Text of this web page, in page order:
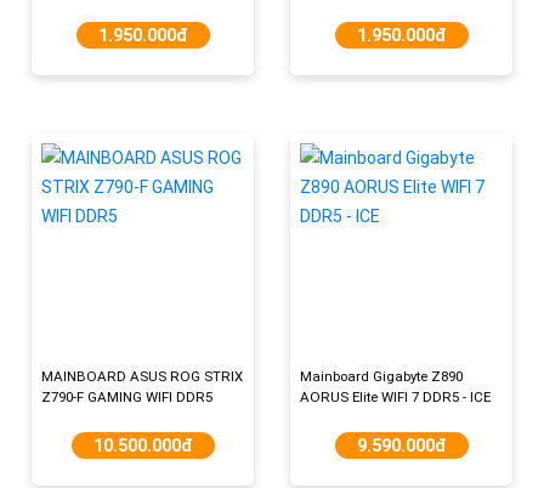
1.950.000đ 1.950.000đ
MAINBOARD ASUS ROG STRIX
Z790-F GAMING WIFI DDR5
10.500.000đ
Mainboard Gigabyte Z890
AORUS Elite WIFI 7 DDR5 - ICE
9.590.000đ